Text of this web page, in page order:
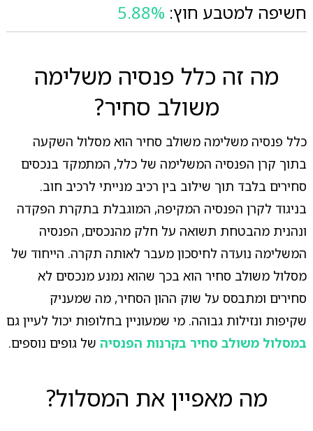
חשיפה למטבע חוץ: 5.88%
מה זה כלל פנסיה משלימה
משולב סחיר?
כלל פנסיה משלימה משולב סחיר הוא מסלול השקעה
בתוך קרן הפנסיה המשלימה של כלל, המתמקד בנכסים
סחירים בלבד תוך שילוב בין רכיב מנייתי לרכיב חוב.
בניגוד לקרן הפנסיה המקיפה, המוגבלת בתקרת הפקדה
ונהנית מהבטחת תשואה על חלק מהנכסים, הפנסיה
המשלימה נועדה לחיסכון מעבר לאותה תקרה. הייחוד של
מסלול משולב סחיר הוא בכך שהוא נמנע מנכסים לא
סחירים ומתבסס על שוק ההון הסחיר, מה שמעניק
שקיפות ונזילות גבוהה. מי שמעוניין בחלופות יכול לעיין גם
במסלול משולב סחיר בקרנות הפנסיהשל גופים נוספים.
מה מאפיין את המסלול?